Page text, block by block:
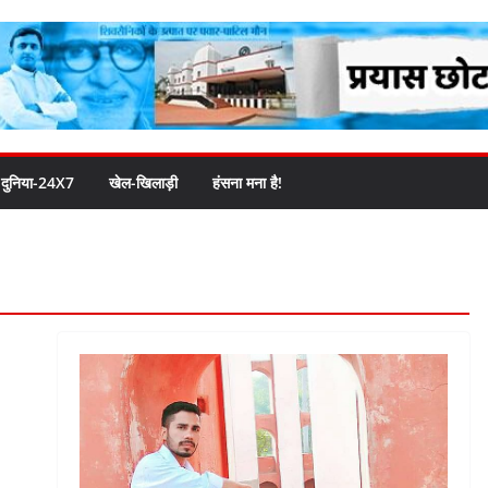
दुनिया-24X7 खेल-खिलाड़ी हंसना मना है!